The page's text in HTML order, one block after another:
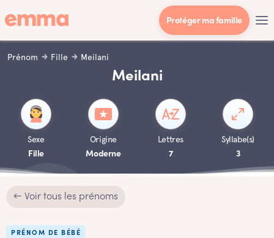
Protéger ma famille
Prénom Fille Meilani
Meilani
Sexe
Fille
Origine
Moderne
Lettres
7
Syllabe(s)
3
← Voir tous les prénoms
PRÉNOM DE BÉBÉ